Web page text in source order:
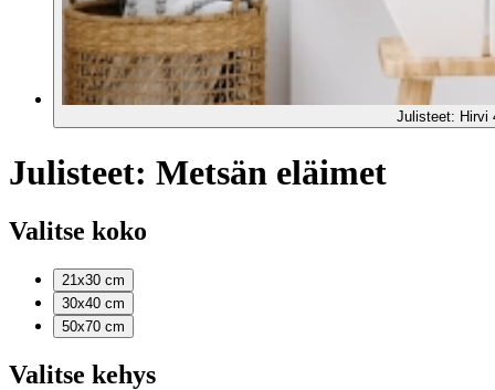
Julisteet: Hirvi
Julisteet: Metsän eläimet
Valitse koko
21x30 cm
30x40 cm
50x70 cm
Valitse kehys